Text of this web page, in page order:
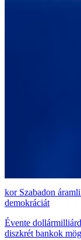
Szabadon
demokráciát
Évente
diszkrét bankok